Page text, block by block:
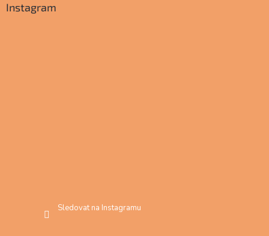
Instagram
Sledovat na Instagramu